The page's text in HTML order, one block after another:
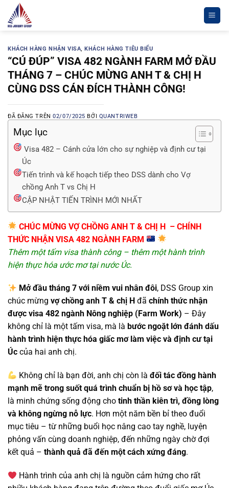
Chuyển
đến
dungKHÁCH HÀNG NHẬN VISA,KHÁCH HÀNG TIÊU BIỂU
“CÚ ĐÚP” VISA 482 NGÀNH FARM MỞ ĐẦU
THÁNG 7 – CHÚC MỪNG ANH T & CHỊ H
CÙNG DSS CÁN ĐÍCH THÀNH CÔNG!
ĐÃ ĐĂNG TRÊN02/07/2025 BỞI QUANTRIWEB
Mục lục
Visa 482 – Cánh cửa lớn cho sự nghiệp và định cư tại
Úc
Tiến trình và kế hoạch tiếp theo DSS dành cho Vợ
chồng Anh T vs Chị H
CẬP NHẬT TIẾN TRÌNH MỚI NHẤT
CHÚC MỪNG VỢ CHỒNG ANH T & CHỊ H – CHÍNH
THỨC NHẬN VISA 482 NGÀNH FARM
Thêm một tấm visa thành công – thêm một hành trình
hiện thực hóa ước mơ tại nước Úc.
Mở đầu tháng 7 với niềm vui nhân đôi, DSS Group xin
chúc mừng vợ chồng anh T & chị H đã chính thức nhận
được visa 482 ngành Nông nghiệp (Farm Work) – Đây
không chỉ là một tấm visa, mà là bước ngoặt lớn đánh dấu
hành trình hiện thực hóa giấc mơ làm việc và định cư tại
Úc của hai anh chị.
Không chỉ là bạn đời, anh chị còn làđối tác đồng hành
mạnh mẽ trong suốt quá trình chuẩn bị hồ sơ và học tập,
là minh chứng sống động cho tinh thần kiên trì, đồng lòng
và không ngừng nỗ lực. Hơn một năm bền bỉ theo đuổi
mục tiêu – từ những buổi học nâng cao tay nghề, luyện
phỏng vấn cùng doanh nghiệp, đến những ngày chờ đợi
kết quả – thành quả đã đến một cách xứng đáng.
Hành trình của anh chị là nguồn cảm hứng cho rất